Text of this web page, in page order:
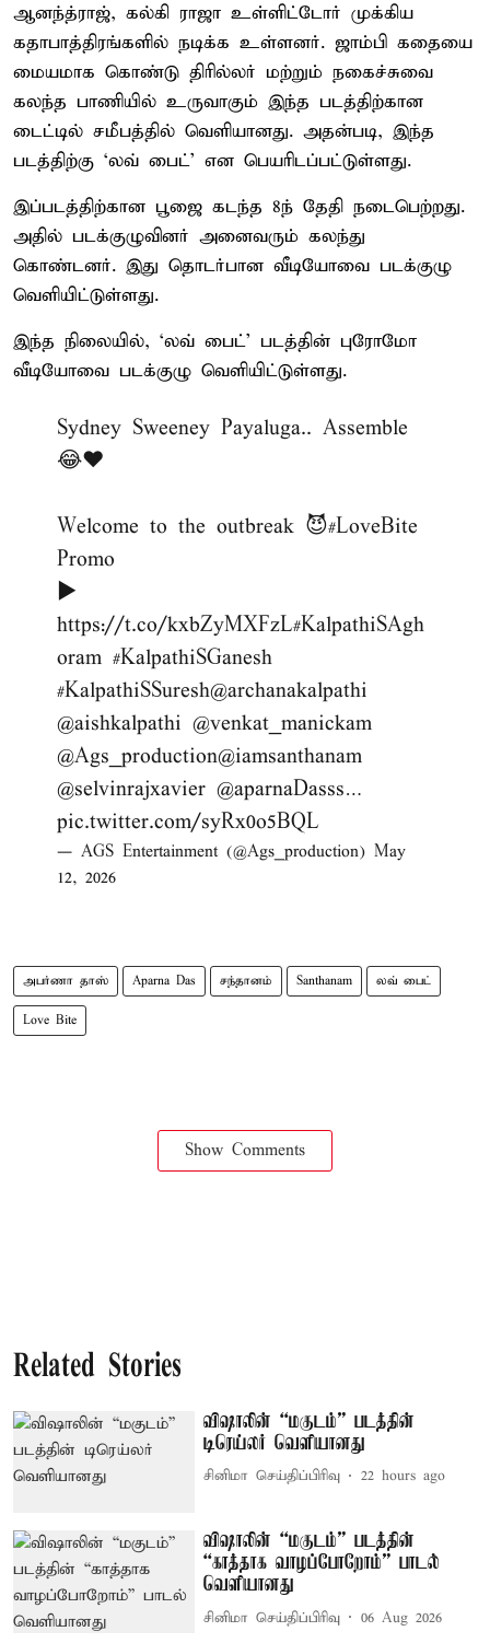
ஆனந்த்ராஜ், கல்கி ராஜா உள்ளிட்டோர் முக்கிய
கதாபாத்திரங்களில் நடிக்க உள்ளனர். ஜாம்பி கதையை
மையமாக கொண்டு திரில்லர் மற்றும் நகைச்சுவை
கலந்த பாணியில் உருவாகும் இந்த படத்திற்கான
டைட்டில் சமீபத்தில் வெளியானது. அதன்படி, இந்த
படத்திற்கு ‘லவ் பைட்’ என பெயரிடப்பட்டுள்ளது.
இப்படத்திற்கான பூஜை கடந்த 8ந் தேதி நடைபெற்றது.
அதில் படக்குழுவினர் அனைவரும் கலந்து
கொண்டனர். இது தொடர்பான வீடியோவை படக்குழு
வெளியிட்டுள்ளது.
இந்த நிலையில், ‘லவ் பைட்’ படத்தின் புரோமோ
வீடியோவை படக்குழு வெளியிட்டுள்ளது.
Sydney Sweeney Payaluga.. Assemble
😂❤️
Welcome to the outbreak 😈#LoveBite
Promo
▶️
https://t.co/kxbZyMXFzL#KalpathiSAgh
oram #KalpathiSGanesh
#KalpathiSSuresh@archanakalpathi
@aishkalpathi @venkat_manickam
@Ags_production@iamsanthanam
@selvinrajxavier @aparnaDasss…
pic.twitter.com/syRx0o5BQL
— AGS Entertainment (@Ags_production) May
12, 2026
அபர்ணா தாஸ் Aparna Das சந்தானம் Santhanam லவ் பைட்
Love Bite
Show Comments
Related Stories
விஷாலின் “மகுடம்” படத்தின்
டிரெய்லர் வெளியானது
சினிமா செய்திப்பிரிவு 22 hours ago
விஷாலின் “மகுடம்” படத்தின்
“காத்தாக வாழப்போறோம்” பாடல்
வெளியானது
சினிமா செய்திப்பிரிவு 06 Aug 2026